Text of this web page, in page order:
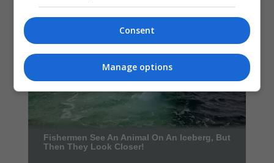
Consent
Manage options